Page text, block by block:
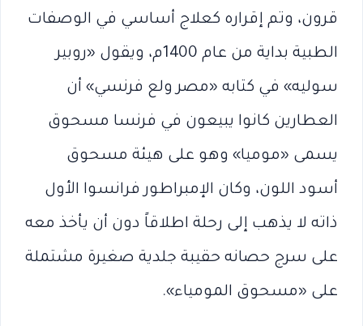
قرون، وتم إقراره كعلاج أساسي في الوصفات
الطبية بداية من عام 1400م، ويقول «روبير
سوليه» في كتابه «مصر ولع فرنسي» أن
العطارين كانوا يبيعون في فرنسا مسحوق
يسمى «موميا» وهو على هيئة مسحوق
أسود اللون، وكان الإمبراطور فرانسوا الأول
ذاته لا يذهب إلى رحلة اطلاقاً دون أن يأخذ معه
على سرج حصانه حقيبة جلدية صغيرة مشتملة
على «مسحوق المومياء».